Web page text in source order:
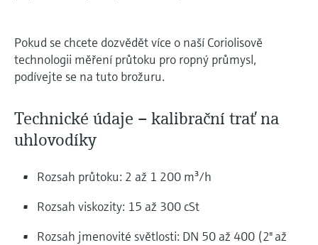
Pokud se chcete dozvědět více o naší Coriolisově
technologii měření průtoku pro ropný průmysl,
podívejte se na tuto brožuru.
Technické údaje – kalibrační trať na
uhlovodíky
Rozsah průtoku: 2 až 1 200 m³/h
Rozsah viskozity: 15 až 300 cSt
Rozsah jmenovité světlosti: DN 50 až 400 (2" až